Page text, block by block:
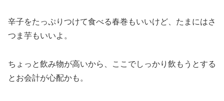
辛子をたっぷりつけて食べる春巻もいいけど、たまにはさ
つま芋もいいよ。
ちょっと飲み物が高いから、ここでしっかり飲もうとする
とお会計が心配かも。